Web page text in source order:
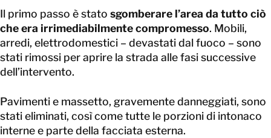
Il primo passo è stato sgomberare l’area da tutto ciò
che era irrimediabilmente compromesso. Mobili,
arredi, elettrodomestici – devastati dal fuoco – sono
stati rimossi per aprire la strada alle fasi successive
dell’intervento.
Pavimenti e massetto, gravemente danneggiati, sono
stati eliminati, così come tutte le porzioni di intonaco
interne e parte della facciata esterna.